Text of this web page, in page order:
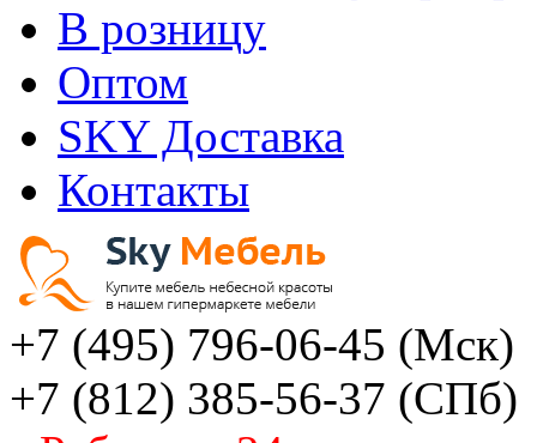
В розницу
Оптом
SKY Доставка
Контакты
+7 (495) 796-06-45 (Мск)
+7 (812) 385-56-37 (СПб)